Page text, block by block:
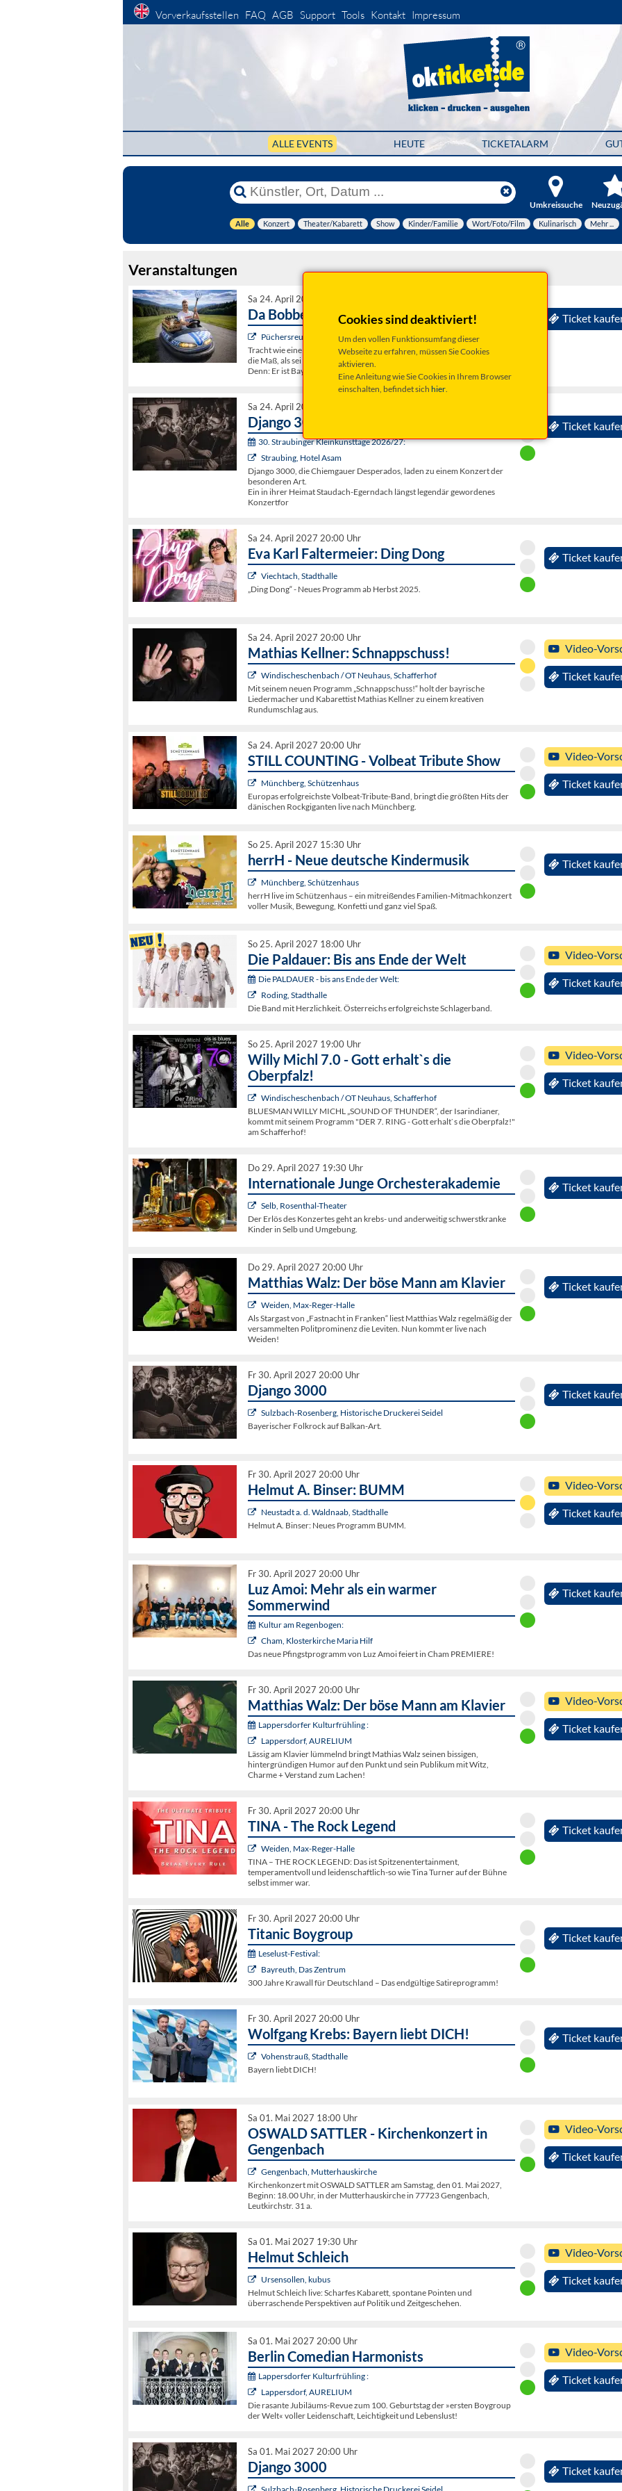
Vorverkaufsstellen FAQ AGB Support Tools Kontakt Impressum
ALLE EVENTS HEUTE TICKETALARM
Umkreissuche
Alle Konzert Theater/Kabarett Show Kinder/Familie Wort/Foto/Film Kulinarisch Mehr ...
Cookies sind deaktiviert!
Um den vollen Funktionsumfang dieser
Webseite zu erfahren, müssen Sie Cookies
aktivieren.
Eine Anleitung wie Sie Cookies in Ihrem Browser
einschalten, befindet sich hier.
Veranstaltungen
Sa 24. April 2027 20:00 Uhr
Da Bobbe - A Bayer derf des
Püchersreuth / OT Wurz, Wurzer O`Schnitt-Halle
Tracht wie eine Rüstung, Dialekt den man nicht immer versteht und er hebt
die Maß, als sei sie ein olympisches Sportgerät. Und er derf des.
Denn: Er ist Bayer.
Ticket
Sa 24. April 2027 20:00 Uhr
Django 3000: unplugged-Tour 2027
30. Straubinger Kleinkunsttage 2026/27:
Straubing, Hotel Asam
Django 3000, die Chiemgauer Desperados, laden zu einem Konzert der
besonderen Art.
Ein in ihrer Heimat Staudach-Egerndach längst legendär gewordenes
Konzertfor
Ticket
Sa 24. April 2027 20:00 Uhr
Eva Karl Faltermeier: Ding Dong
Viechtach, Stadthalle
„Ding Dong“ - Neues Programm ab Herbst 2025.
Ticket
Sa 24. April 2027 20:00 Uhr
Mathias Kellner: Schnappschuss!
Windischeschenbach / OT Neuhaus, Schafferhof
Mit seinem neuen Programm „Schnappschuss!“ holt der bayrische
Liedermacher und Kabarettist Mathias Kellner zu einem kreativen
Rundumschlag aus.
Video-
Ticket
Sa 24. April 2027 20:00 Uhr
STILL COUNTING - Volbeat Tribute Show
Münchberg, Schützenhaus
Europas erfolgreichste Volbeat-Tribute-Band, bringt die größten Hits der
dänischen Rockgiganten live nach Münchberg.
Video-
Ticket
So 25. April 2027 15:30 Uhr
herrH - Neue deutsche Kindermusik
Münchberg, Schützenhaus
herrH live im Schützenhaus – ein mitreißendes Familien-Mitmachkonzert
voller Musik, Bewegung, Konfetti und ganz viel Spaß.
Ticket
So 25. April 2027 18:00 Uhr
Die Paldauer: Bis ans Ende der Welt
Die PALDAUER - bis ans Ende der Welt:
Roding, Stadthalle
Die Band mit Herzlichkeit. Österreichs erfolgreichste Schlagerband.
Video-
Ticket
So 25. April 2027 19:00 Uhr
Willy Michl 7.0 - Gott erhalt`s die
Oberpfalz!
Windischeschenbach / OT Neuhaus, Schafferhof
BLUESMAN WILLY MICHL „SOUND OF THUNDER“, der Isarindianer,
kommt mit seinem Programm "DER 7. RING - Gott erhalt`s die Oberpfalz!"
am Schafferhof!
Video-
Ticket
Do 29. April 2027 19:30 Uhr
Internationale Junge Orchesterakademie
Selb, Rosenthal-Theater
Der Erlös des Konzertes geht an krebs- und anderweitig schwerstkranke
Kinder in Selb und Umgebung.
Ticket
Do 29. April 2027 20:00 Uhr
Matthias Walz: Der böse Mann am Klavier
Weiden, Max-Reger-Halle
Als Stargast von „Fastnacht in Franken“ liest Matthias Walz regelmäßig der
versammelten Politprominenz die Leviten. Nun kommt er live nach
Weiden!
Ticket
Fr 30. April 2027 20:00 Uhr
Django 3000
Sulzbach-Rosenberg, Historische Druckerei Seidel
Bayerischer Folkrock auf Balkan-Art.
Ticket
Fr 30. April 2027 20:00 Uhr
Helmut A. Binser: BUMM
Neustadt a. d. Waldnaab, Stadthalle
Helmut A. Binser: Neues Programm BUMM.
Video-
Ticket
Fr 30. April 2027 20:00 Uhr
Luz Amoi: Mehr als ein warmer
Sommerwind
Kultur am Regenbogen:
Cham, Klosterkirche Maria Hilf
Das neue Pfingstprogramm von Luz Amoi feiert in Cham PREMIERE!
Ticket
Fr 30. April 2027 20:00 Uhr
Matthias Walz: Der böse Mann am Klavier
Lappersdorfer Kulturfrühling :
Lappersdorf, AURELIUM
Lässig am Klavier lümmelnd bringt Mathias Walz seinen bissigen,
hintergründigen Humor auf den Punkt und sein Publikum mit Witz,
Charme + Verstand zum Lachen!
Video-
Ticket
Fr 30. April 2027 20:00 Uhr
TINA - The Rock Legend
Weiden, Max-Reger-Halle
TINA – THE ROCK LEGEND: Das ist Spitzenentertainment,
temperamentvoll und leidenschaftlich-so wie Tina Turner auf der Bühne
selbst immer war.
Ticket
Fr 30. April 2027 20:00 Uhr
Titanic Boygroup
Leselust-Festival:
Bayreuth, Das Zentrum
300 Jahre Krawall für Deutschland – Das endgültige Satireprogramm!
Ticket
Fr 30. April 2027 20:00 Uhr
Wolfgang Krebs: Bayern liebt DICH!
Vohenstrauß, Stadthalle
Bayern liebt DICH!
Ticket
Sa 01. Mai 2027 18:00 Uhr
OSWALD SATTLER - Kirchenkonzert in
Gengenbach
Gengenbach, Mutterhauskirche
Kirchenkonzert mit OSWALD SATTLER am Samstag, den 01. Mai 2027,
Beginn: 18.00 Uhr, in der Mutterhauskirche in 77723 Gengenbach,
Leutkirchstr. 31 a.
Video-
Ticket
Sa 01. Mai 2027 19:30 Uhr
Helmut Schleich
Ursensollen, kubus
Helmut Schleich live: Scharfes Kabarett, spontane Pointen und
überraschende Perspektiven auf Politik und Zeitgeschehen.
Video-
Ticket
Sa 01. Mai 2027 20:00 Uhr
Berlin Comedian Harmonists
Lappersdorfer Kulturfrühling :
Lappersdorf, AURELIUM
Die rasante Jubiläums-Revue zum 100. Geburtstag der »ersten Boygroup
der Welt« voller Leidenschaft, Leichtigkeit und Lebenslust!
Video-
Ticket
Sa 01. Mai 2027 20:00 Uhr
Django 3000 Ticket